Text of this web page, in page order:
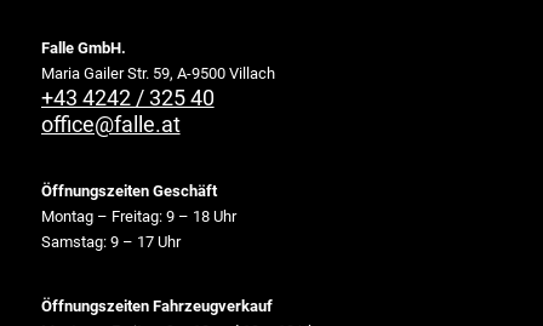
Falle GmbH.
Maria Gailer Str. 59, A-9500 Villach
+43 4242 / 325 40
office@falle.at
Öffnungszeiten Geschäft
Montag – Freitag: 9 – 18 Uhr
Samstag: 9 – 17 Uhr
Öffnungszeiten Fahrzeugverkauf